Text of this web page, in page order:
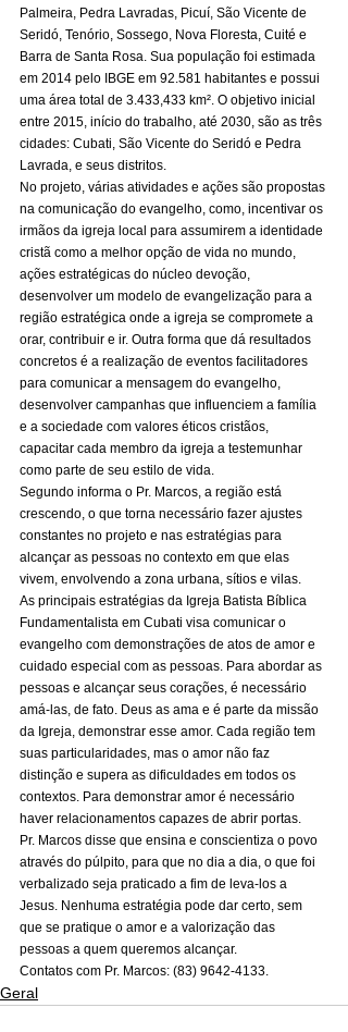
Palmeira, Pedra Lavradas, Picuí, São Vicente de
Seridó, Tenório, Sossego, Nova Floresta, Cuité e
Barra de Santa Rosa. Sua população foi estimada
em 2014 pelo IBGE em 92.581 habitantes e possui
uma área total de 3.433,433 km². O objetivo inicial
entre 2015, início do trabalho, até 2030, são as três
cidades: Cubati, São Vicente do Seridó e Pedra
Lavrada, e seus distritos.
No projeto, várias atividades e ações são propostas
na comunicação do evangelho, como, incentivar os
irmãos da igreja local para assumirem a identidade
cristã como a melhor opção de vida no mundo,
ações estratégicas do núcleo devoção,
desenvolver um modelo de evangelização para a
região estratégica onde a igreja se compromete a
orar, contribuir e ir. Outra forma que dá resultados
concretos é a realização de eventos facilitadores
para comunicar a mensagem do evangelho,
desenvolver campanhas que influenciem a família
e a sociedade com valores éticos cristãos,
capacitar cada membro da igreja a testemunhar
como parte de seu estilo de vida.
Segundo informa o Pr. Marcos, a região está
crescendo, o que torna necessário fazer ajustes
constantes no projeto e nas estratégias para
alcançar as pessoas no contexto em que elas
vivem, envolvendo a zona urbana, sítios e vilas.
As principais estratégias da Igreja Batista Bíblica
Fundamentalista em Cubati visa comunicar o
evangelho com demonstrações de atos de amor e
cuidado especial com as pessoas. Para abordar as
pessoas e alcançar seus corações, é necessário
amá-las, de fato. Deus as ama e é parte da missão
da Igreja, demonstrar esse amor. Cada região tem
suas particularidades, mas o amor não faz
distinção e supera as dificuldades em todos os
contextos. Para demonstrar amor é necessário
haver relacionamentos capazes de abrir portas.
Pr. Marcos disse que ensina e conscientiza o povo
através do púlpito, para que no dia a dia, o que foi
verbalizado seja praticado a fim de leva-los a
Jesus. Nenhuma estratégia pode dar certo, sem
que se pratique o amor e a valorização das
pessoas a quem queremos alcançar.
Contatos com Pr. Marcos: (83) 9642-4133.
Geral